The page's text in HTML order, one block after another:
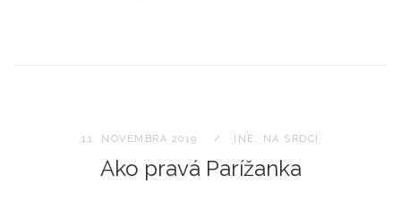
11. NOVEMBRA 2019 INÉ , NA SRDCI
Ako pravá Parížanka